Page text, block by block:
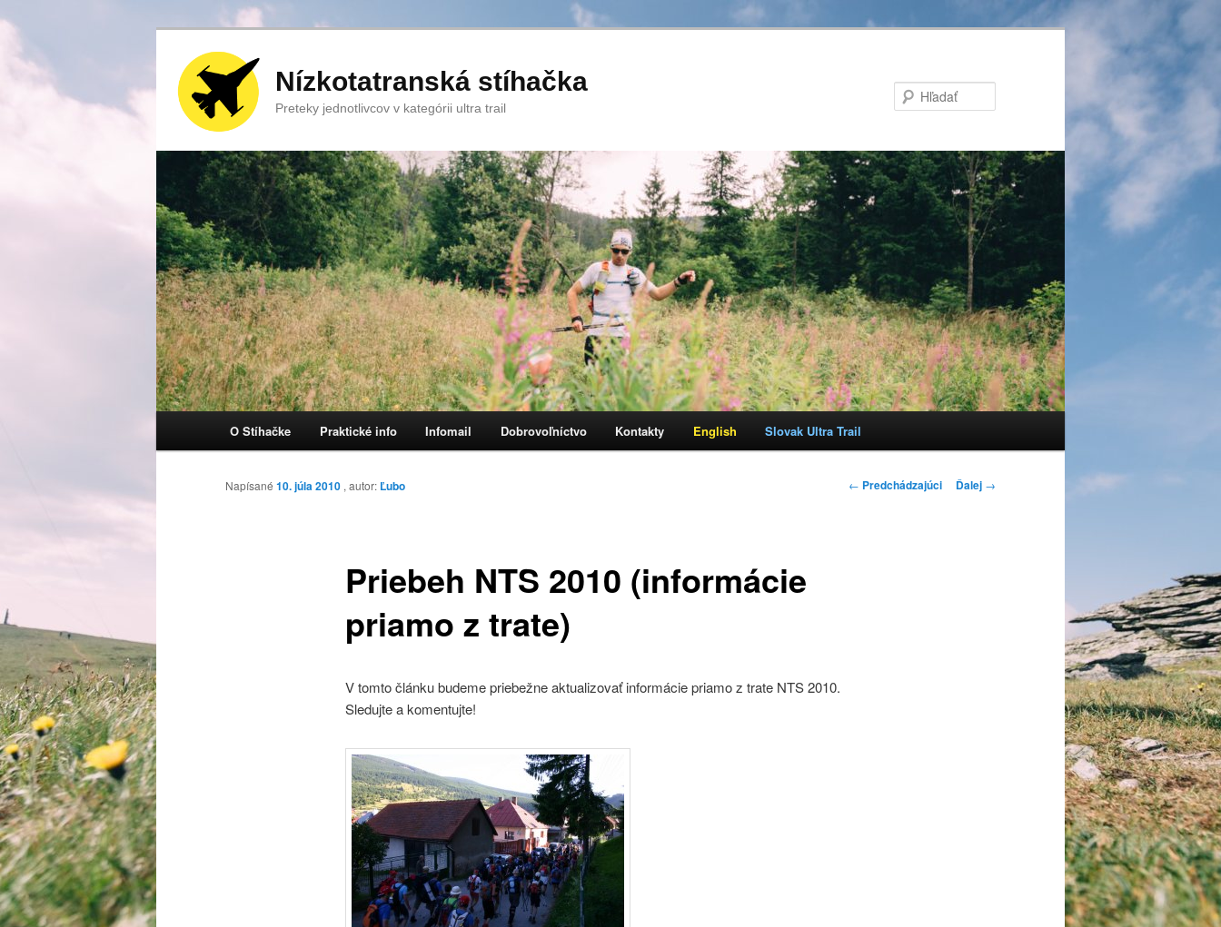
Nízkotatranská stíhačka
Preteky jednotlivcov v kategórii ultra trail
Preskočiť na primárny obsah
O Stíhačke Praktické info Infomail Dobrovoľníctvo Kontakty English Slovak Ultra Trail
Navigácia článkami
← Predchádzajúci Ďalej →
Priebeh NTS 2010 (informácie
priamo z trate)
Napísané 10. júla 2010 , autor: Ľubo
V tomto článku budeme priebežne aktualizovať informácie priamo z trate NTS 2010.
Sledujte a komentujte!